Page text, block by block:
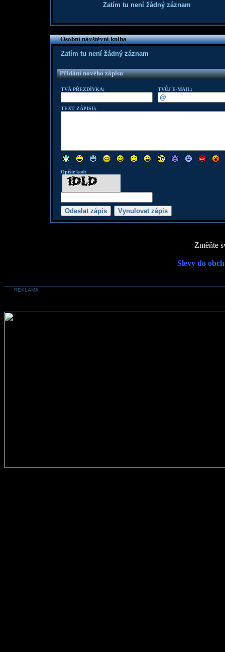
Zatím tu není žádný záznam
Osobní návštěvní kniha
Zatím tu není žádný záznam
Přidání nového zápisu
TVÁ PŘEZDÍVKA: TVŮJ E-MAIL:
TEXT ZÁPISU:
Opište kod:
Změňte
Slevy do
REKLAMA